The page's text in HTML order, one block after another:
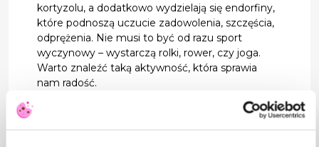
kortyzolu, a dodatkowo wydzielają się endorfiny,
które podnoszą uczucie zadowolenia, szczęścia,
odprężenia. Nie musi to być od razu sport
wyczynowy – wystarczą rolki, rower, czy joga.
Warto znaleźć taką aktywność, która sprawia
nam radość.
Kolejnym skutecznym i prostym sposobem